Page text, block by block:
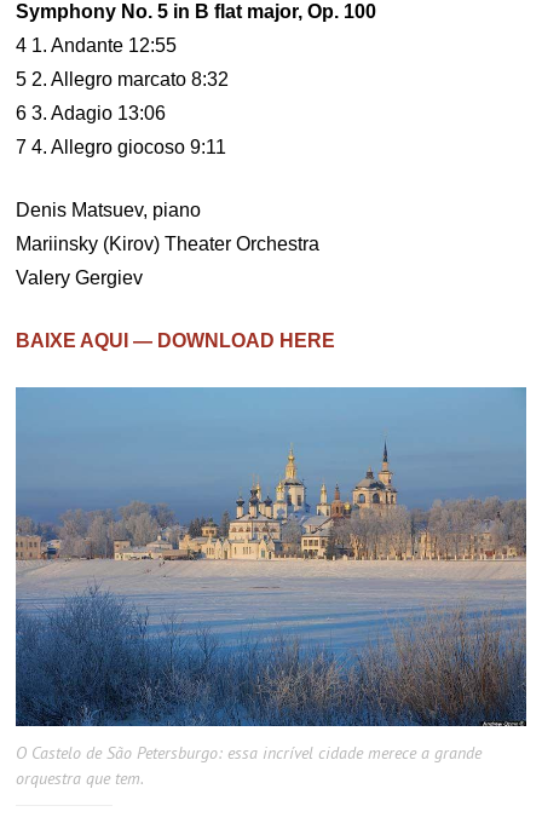
Symphony No. 5 in B flat major, Op. 100
4 1. Andante 12:55
5 2. Allegro marcato 8:32
6 3. Adagio 13:06
7 4. Allegro giocoso 9:11
Denis Matsuev, piano
Mariinsky (Kirov) Theater Orchestra
Valery Gergiev
BAIXE AQUI — DOWNLOAD HERE
O Castelo de São Petersburgo: essa incrível cidade merece a grande
orquestra que tem.